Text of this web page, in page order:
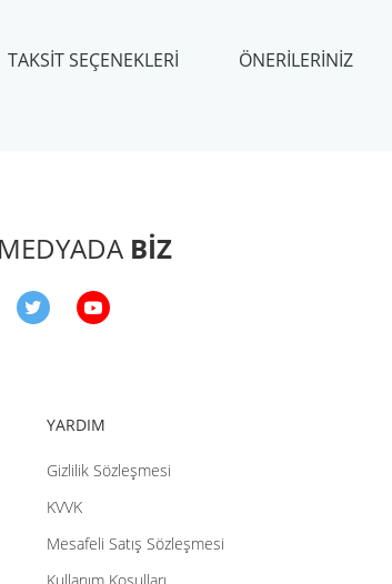
TAKSIT SEÇENEKLERI ÖNERILERINIZ
Gönder
BİZ
YARDIM
Gizlilik Sözleşmesi
KVVK
Mesafeli Satış Sözleşmesi